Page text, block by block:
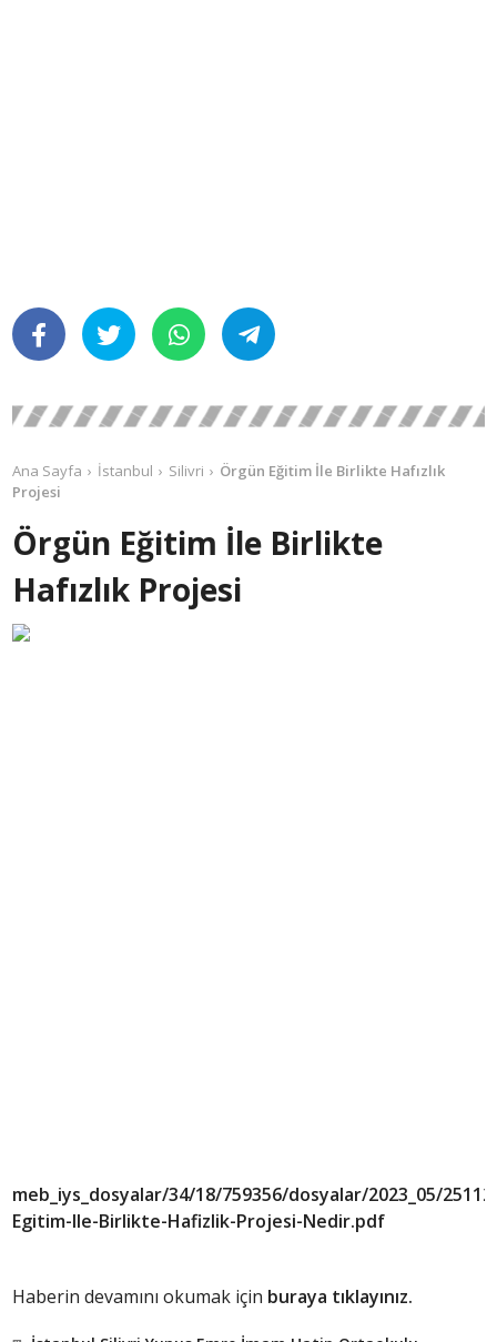
Ana Sayfa İstanbul Silivri
Örgün Eğitim İle Birlikte Hafızlık
Projesi
Örgün Eğitim İle Birlikte
Hafızlık Projesi
meb_iys_dosyalar/34/18/759356/dosyalar/2023_05/
Egitim-Ile-Birlikte-Hafizlik-Projesi-Nedir.pdf
Haberin devamını okumak için buraya tıklayınız.